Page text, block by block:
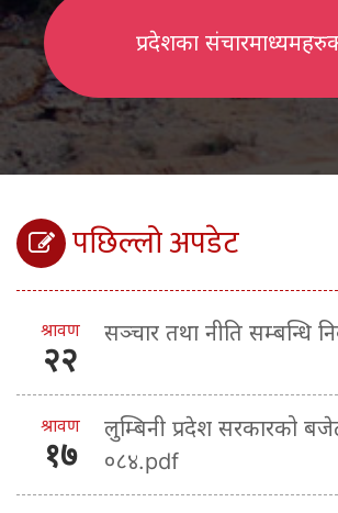
प्रदेशका
पछिल्लो अपडेट
श्रावण
२२
सञ्चार तथा नीति सम्बन्धि
श्रावण
१७
लुम्बिनी प्रदेश सरकारको
०८४.pdf